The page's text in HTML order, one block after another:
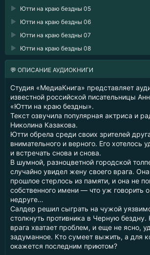
Ютти на краю бездны 05
Ютти на краю бездны 06
Ютти на краю бездны 07
Ютти на краю бездны 08
💬 ОПИСАНИЕ АУДИОКНИГИ
Студия «МедиаКнига» представляет
известной российской писательницы
«Ютти на краю бездны».
Текст озвучила популярная актриса и
Николина Казакова.
Ютти обрела среди своих зрителей
внимательного и верного. Его хотелось
и встречать снова и снова.
В шумной, разноцветной городской
случайно увидел жену своего врага. Она
прошлое стерлось из памяти, и она не
собственного имени — что уж говорить
недруге…
Салдер решил сыграть на чужой
столкнуть противника в Черную бездну.
врага хватает проблем, и еще не ясно,
задуманное. Кто сумеет выжить, а для
окажется последним приютом?